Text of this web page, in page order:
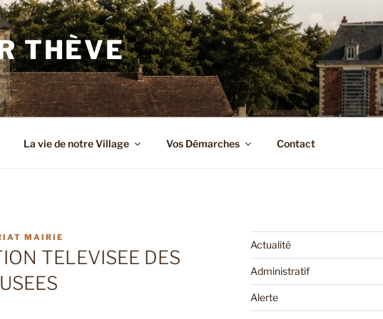
THÈVE
La vie de notre Village Vos Démarches Contact
MAIRIE
TELEVISEE DES
Actualité
Administratif
Alerte